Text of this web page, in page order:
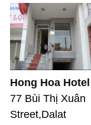
Hong Hoa Hotel
77 Bùi Thị Xuân
Street,Dalat